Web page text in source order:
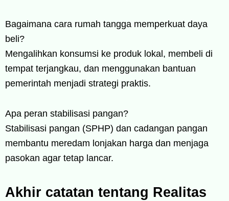
Bagaimana cara rumah tangga memperkuat daya
beli?
Mengalihkan konsumsi ke produk lokal, membeli di
tempat terjangkau, dan menggunakan bantuan
pemerintah menjadi strategi praktis.
Apa peran stabilisasi pangan?
Stabilisasi pangan (SPHP) dan cadangan pangan
membantu meredam lonjakan harga dan menjaga
pasokan agar tetap lancar.
Akhir catatan tentang Realitas